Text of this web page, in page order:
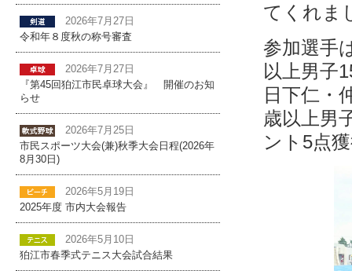
てくれま
参加選手
以上男子
日下仁・
歳以上男
ント5点
2026年7月27日
令和年８度秋の称号審査
2026年7月27日
『第45回狛江市民卓球大会』 開催のお知
らせ
2026年7月25日
市民スポーツ大会(兼)秋季大会日程(2026年
8月30日)
2026年5月19日
2025年度 市内大会報告
2026年5月10日
狛江市春季式テニス大会試合結果